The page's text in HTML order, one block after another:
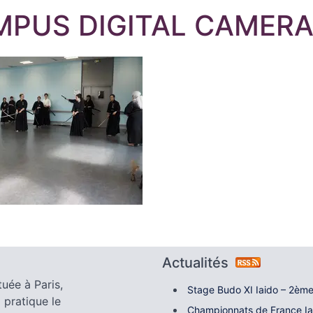
DIGITAL CAMERA
à Paris,
pratique le
Actualités
Stage Budo XI Iaido –
Championnats de France